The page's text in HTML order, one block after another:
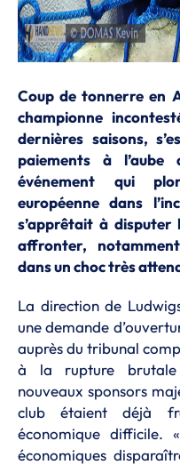
Coup de tonnerre en
championne
dernières saisons,
paiements à
événement qui
européenne dans
s’apprêtait à
affronter,
dans un choc très
La direction de
une demande
auprès du tribunal
à la rupture
nouveaux sponsors
club étaient déjà
économique difficile.
économiques